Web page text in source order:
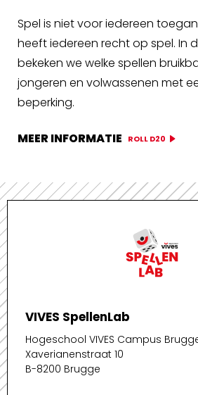
Spel is niet voor iedereen
heeft iedereen recht op spel. In
bekeken we welke spellen
jongeren en volwassenen met
beperking.
MEER INFORMATIE ROLL D20
VIVES SpellenLab
Hogeschool VIVES Campus
Xaverianenstraat 10
B-8200 Brugge